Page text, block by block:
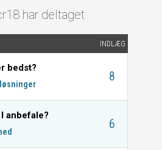
har deltaget
INDLÆG
bedst?
8
anbefale?
6